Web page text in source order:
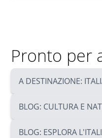
Pronto per
A DESTINAZIONE:
BLOG: CULTURA E
BLOG: ESPLORA